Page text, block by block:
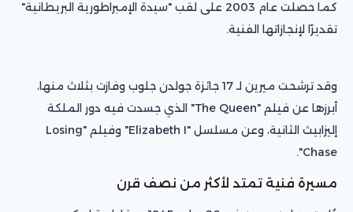
كما حصلت عام 2003 على لقب "سيدة الإمبراطورية البريطانية"
تقديرًا لإنجازاتها الفنية.
وقد ترشحت ميرين لـ 17 جائزة جولدن جلوب وفازت بثلاث منها،
أبرزها عن فيلم "The Queen" الذي جسدت فيه دور الملكة
إليزابيث الثانية، وعن مسلسل "Elizabeth I" وفيلم "Losing
Chase".
مسيرة فنية تمتد لأكثر من نصف قرن